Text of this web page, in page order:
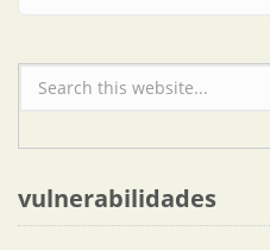
Formulario de búsqueda
vulnerabilidades